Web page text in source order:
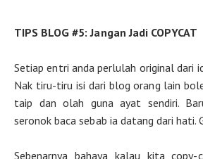
TIPS BLOG #5: Jangan Jadi COPYCAT
Setiap entri anda perlulah original dari
Nak tiru-tiru isi dari blog orang lain
taip dan olah guna ayat sendiri.
seronok baca sebab ia datang dari
Sebenarnya bahaya kalau kita